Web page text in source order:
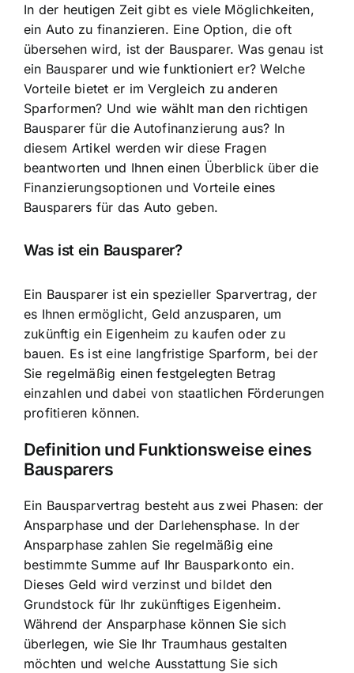
In der heutigen Zeit gibt es viele Möglichkeiten,
ein Auto zu finanzieren. Eine Option, die oft
übersehen wird, ist der Bausparer. Was genau ist
ein Bausparer und wie funktioniert er? Welche
Vorteile bietet er im Vergleich zu anderen
Sparformen? Und wie wählt man den richtigen
Bausparer für die Autofinanzierung aus? In
diesem Artikel werden wir diese Fragen
beantworten und Ihnen einen Überblick über die
Finanzierungsoptionen und Vorteile eines
Bausparers für das Auto geben.
Was ist ein Bausparer?
Ein Bausparer ist ein spezieller Sparvertrag, der
es Ihnen ermöglicht, Geld anzusparen, um
zukünftig ein Eigenheim zu kaufen oder zu
bauen. Es ist eine langfristige Sparform, bei der
Sie regelmäßig einen festgelegten Betrag
einzahlen und dabei von staatlichen Förderungen
profitieren können.
Definition und Funktionsweise eines
Bausparers
Ein Bausparvertrag besteht aus zwei Phasen: der
Ansparphase und der Darlehensphase. In der
Ansparphase zahlen Sie regelmäßig eine
bestimmte Summe auf Ihr Bausparkonto ein.
Dieses Geld wird verzinst und bildet den
Grundstock für Ihr zukünftiges Eigenheim.
Während der Ansparphase können Sie sich
überlegen, wie Sie Ihr Traumhaus gestalten
möchten und welche Ausstattung Sie sich